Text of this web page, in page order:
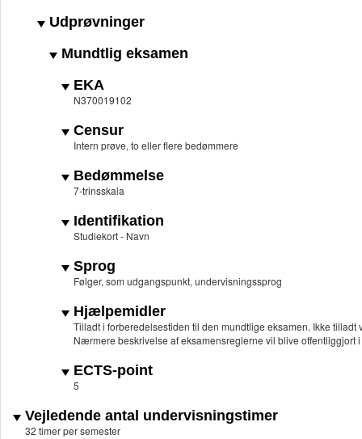
Udprøvninger
Mundtlig eksamen
EKA
N370019102
Censur
Intern prøve, to eller flere bedømmere
Bedømmelse
7-trinsskala
Identifikation
Studiekort - Navn
Sprog
Følger, som udgangspunkt, undervisningssprog
Hjælpemidler
Tilladt i forberedelsestiden til den mundtlige eksamen. Ikke tilladt
Nærmere beskrivelse af eksamensreglerne vil blive offentliggjort
ECTS-point
5
Vejledende antal undervisningstimer
32 timer per semester